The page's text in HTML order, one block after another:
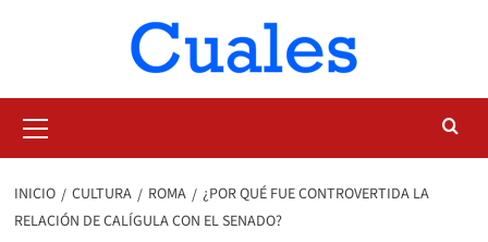
primario
INICIO CULTURA ROMA
¿POR QUÉ FUE CONTROVERTIDA LA
RELACIÓN DE CALÍGULA CON EL SENADO?